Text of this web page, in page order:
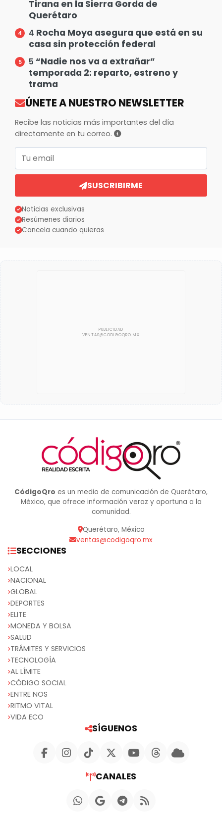
Tirana en la Sierra Gorda de
Querétaro
4 Rocha Moya asegura que está en su
casa sin protección federal
5 “Nadie nos va a extrañar”
temporada 2: reparto, estreno y
trama
ÚNETE A NUESTRO NEWSLETTER
Recibe las noticias más importantes del día
directamente en tu correo.
Correo electrónico
SUSCRIBIRME
Noticias exclusivas
Resúmenes diarios
Cancela cuando quieras
CódigoQro es un medio de comunicación de Querétaro,
México, que ofrece información veraz y oportuna a la
comunidad.
Querétaro, México
ventas@codigoqro.mx
SECCIONES
LOCAL
NACIONAL
GLOBAL
DEPORTES
ELITE
MONEDA Y BOLSA
SALUD
TRÁMITES Y SERVICIOS
TECNOLOGÍA
AL LÍMITE
CÓDIGO SOCIAL
ENTRE NOS
RITMO VITAL
VIDA ECO
SÍGUENOS
CANALES